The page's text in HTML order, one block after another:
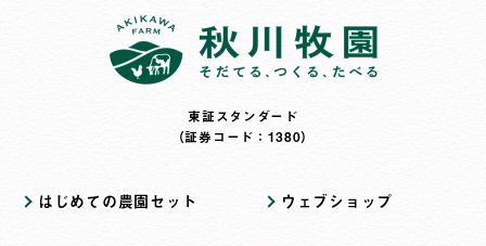
東証スタンダード
（証券コード：1380）
はじめての農園セット ウェブショップ